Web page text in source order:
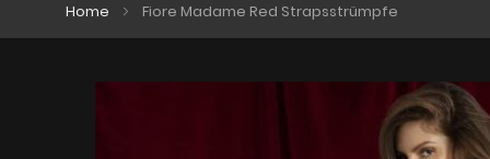
Home Fiore Madame Red Strapsstrümpfe